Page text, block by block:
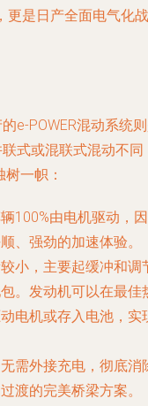
更是日产全面电气化战
e-POWER混动系统
式或混联式混动不同
一帜：
辆100%由电机驱动，因
、强劲的加速体验。
小，主要起缓冲和调
。发动机可以在最佳
电机或存入电池，实
需外接充电，彻底消
渡的完美桥梁方案。